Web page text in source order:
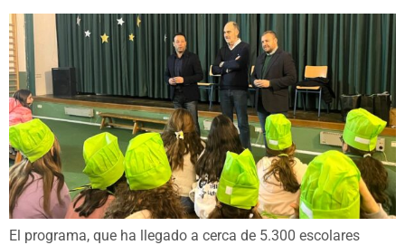
El programa, que ha llegado a cerca de 5.300 escolares